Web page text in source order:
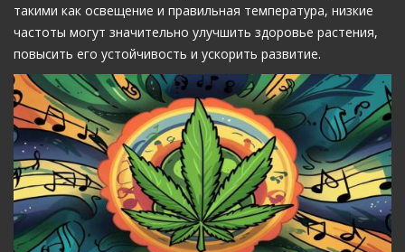
такими как освещение и правильная температура, низкие
частоты могут значительно улучшить здоровье растения,
повысить его устойчивость и ускорить развитие.